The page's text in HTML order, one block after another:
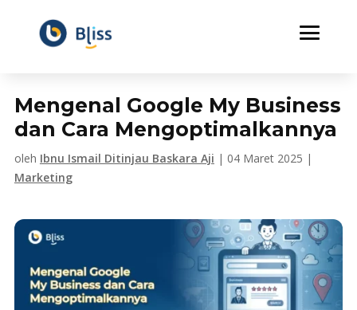
Mengenal Google My Business
dan Cara Mengoptimalkannya
oleh Ibnu Ismail Ditinjau Baskara Aji | 04 Maret 2025 |
Marketing